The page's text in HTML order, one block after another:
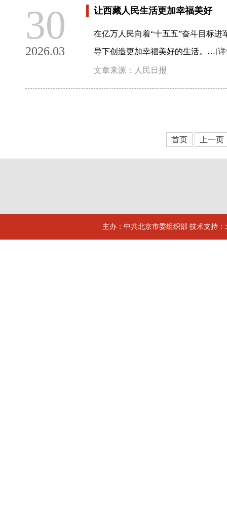
30
2026.03
让西藏人民生活更加幸福美好
在亿万人民向着“十五五”奋斗目标
导下创造更加幸福美好的生活。…[
文章来源：人民日报
首页 上一页
主办：中共北京市委组织部 技术支持